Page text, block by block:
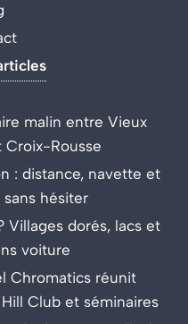
malin entre Vieux
Croix-Rousse
: distance, navette et
hésiter
Villages dorés, lacs et
voiture
Chromatics réunit
Club et séminaires